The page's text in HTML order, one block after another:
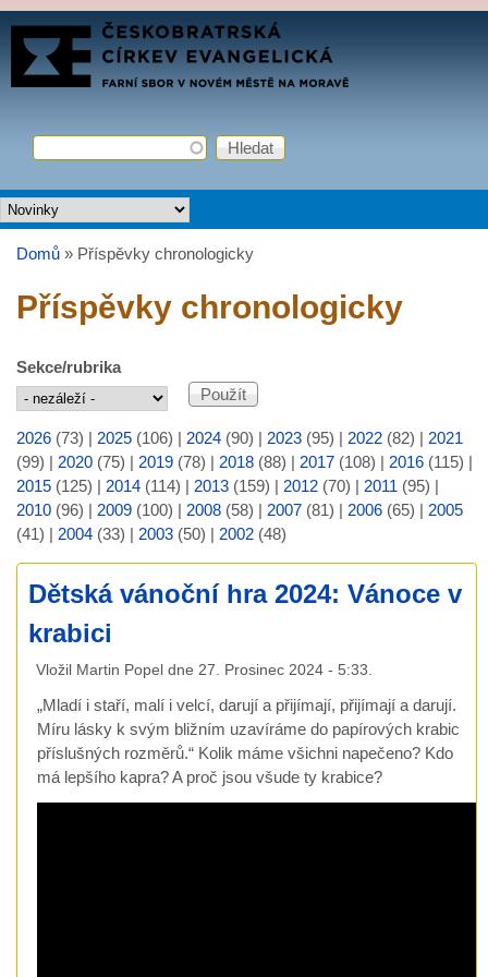
Přejít k hlavnímu obsahu
FARNÍ
SBOR
Vyhledávání
Hledat
Hlavní menu
Jste zde
Domů » Příspěvky chronologicky
Příspěvky chronologicky
Sekce/rubrika
2026 (73) | 2025 (106) | 2024 (90) | 2023 (95) | 2022 (82) | 2021
(99) | 2020 (75) | 2019 (78) | 2018 (88) | 2017 (108) | 2016 (115) |
2015 (125) | 2014 (114) | 2013 (159) | 2012 (70) | 2011 (95) |
2010 (96) | 2009 (100) | 2008 (58) | 2007 (81) | 2006 (65) | 2005
(41) | 2004 (33) | 2003 (50) | 2002 (48)
Dětská vánoční hra 2024: Vánoce v
krabici
Vložil Martin Popel dne 27. Prosinec 2024 - 5:33
„Mladí i staří, malí i velcí, darují a přijímají, přijímají a darují.
Míru lásky k svým bližním uzavíráme do papírových krabic
příslušných rozměrů.“ Kolik máme všichni napečeno? Kdo
má lepšího kapra? A proč jsou všude ty krabice?